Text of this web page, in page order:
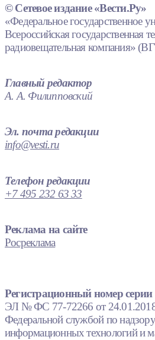
© Сетевое издание «Вести.Ру»
«Федеральное государственное
Всероссийская государственная
радиовещательная компания»
Главный редактор
А. А. Филипповский
Эл. почта редакции
info@vesti.ru
Телефон редакции
+7 495 232 63 33
Реклама на сайте
Росреклама
Регистрационный номер серии
ЭЛ № ФС 77-72266 от
Федеральной службой по
информационных технологий и